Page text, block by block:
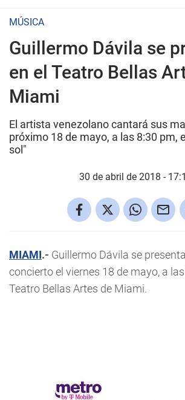
MÚSICA
Guillermo Dávila se
en el Teatro Bellas
Miami
El artista venezolano cantará sus
próximo 18 de mayo, a las 8:30 pm,
sol"
30 de abril de 2018 -
MIAMI.- Guillermo Dávila se
concierto el viernes 18 de mayo, a las
Teatro Bellas Artes de Miami.